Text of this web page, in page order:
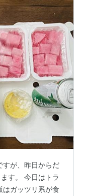
すが、昨日からだ
す。 今日はトラ
はガッツリ系が食